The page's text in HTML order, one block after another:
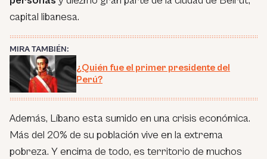
capital libanesa.
MIRA TAMBIÉN:
¿Quién fue el primer presidente del
Perú?
Además, Líbano esta sumido en una crisis económica.
Más del 20% de su población vive en la extrema
pobreza. Y encima de todo, es territorio de muchos